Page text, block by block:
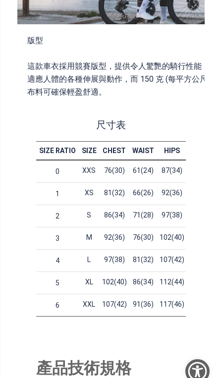
版型
這款車衣採用競賽版型，提供令人驚艷的騎行性能，可
適應人體的各種伸展與動作，而 150 克 (每平方公尺) 的
布料可確保輕盈舒適。
尺寸表
SIZE RATIO SIZE CHEST WAIST HIPS
0 XXS 76(30) 61(24) 87(34)
1 XS 81(32) 66(26) 92(36)
2 S 86(34) 71(28) 97(38)
3 M 92(36) 76(30) 102(40)
4 L 97(38) 81(32) 107(42)
5 XL 102(40) 86(34) 112(44)
6 XXL 107(42) 91(36) 117(46)
產品技術規格